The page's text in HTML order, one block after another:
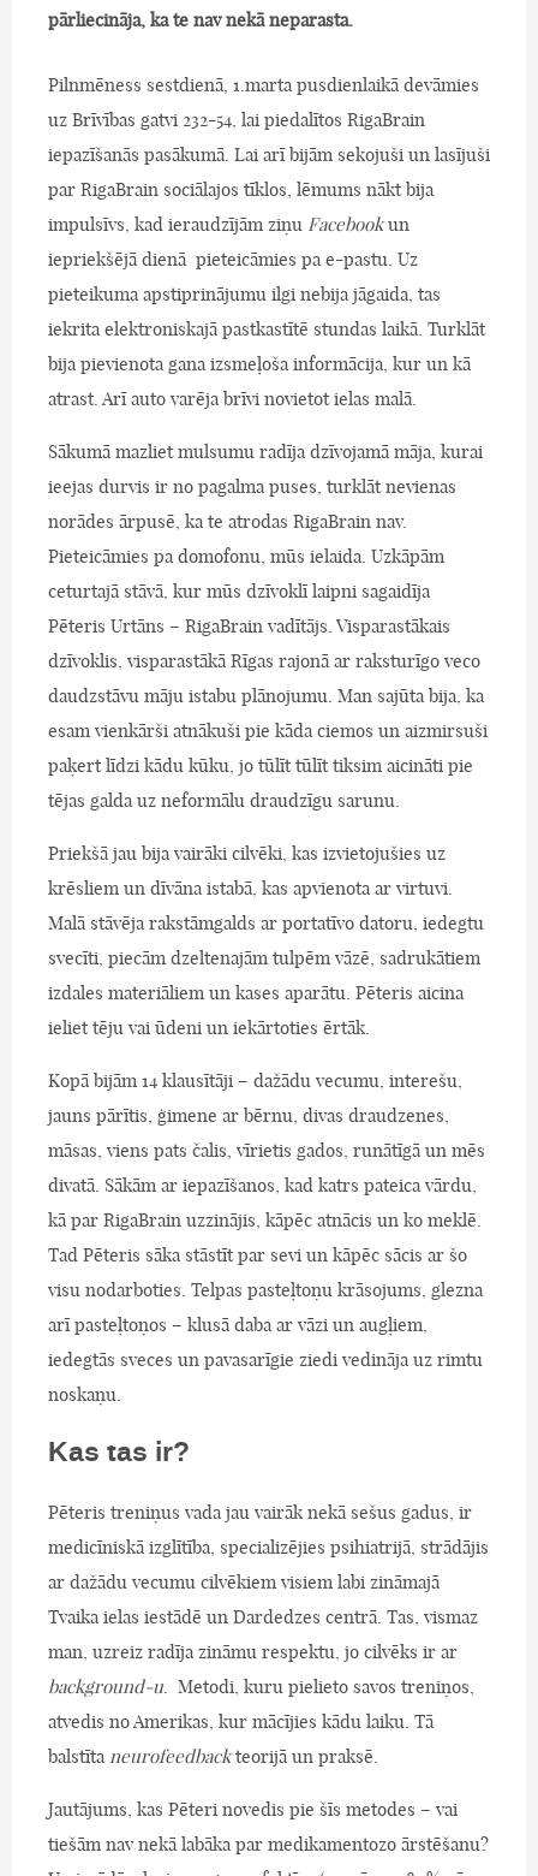
pārliecināja, ka te nav nekā neparasta.
Pilnmēness sestdienā, 1.marta pusdienlaikā devāmies
uz Brīvības gatvi 232-54, lai piedalītos RigaBrain
iepazīšanās pasākumā. Lai arī bijām sekojuši un lasījuši
par RigaBrain sociālajos tīklos, lēmums nākt bija
impulsīvs, kad ieraudzījām ziņu Facebookun
iepriekšējā dienā pieteicāmies pa e-pastu. Uz
pieteikuma apstiprinājumu ilgi nebija jāgaida, tas
iekrita elektroniskajā pastkastītē stundas laikā. Turklāt
bija pievienota gana izsmeļoša informācija, kur un kā
atrast. Arī auto varēja brīvi novietot ielas malā.
Sākumā mazliet mulsumu radīja dzīvojamā māja, kurai
ieejas durvis ir no pagalma puses, turklāt nevienas
norādes ārpusē, ka te atrodas RigaBrain nav.
Pieteicāmies pa domofonu, mūs ielaida. Uzkāpām
ceturtajā stāvā, kur mūs dzīvoklī laipni sagaidīja
Pēteris Urtāns – RigaBrain vadītājs. Visparastākais
dzīvoklis, visparastākā Rīgas rajonā ar raksturīgo veco
daudzstāvu māju istabu plānojumu. Man sajūta bija, ka
esam vienkārši atnākuši pie kāda ciemos un aizmirsuši
paķert līdzi kādu kūku, jo tūlīt tūlīt tiksim aicināti pie
tējas galda uz neformālu draudzīgu sarunu.
Priekšā jau bija vairāki cilvēki, kas izvietojušies uz
krēsliem un dīvāna istabā, kas apvienota ar virtuvi.
Malā stāvēja rakstāmgalds ar portatīvo datoru, iedegtu
svecīti, piecām dzeltenajām tulpēm vāzē, sadrukātiem
izdales materiāliem un kases aparātu. Pēteris aicina
ieliet tēju vai ūdeni un iekārtoties ērtāk.
Kopā bijām 14 klausītāji – dažādu vecumu, interešu,
jauns pārītis, ģimene ar bērnu, divas draudzenes,
māsas, viens pats čalis, vīrietis gados, runātīgā un mēs
divatā. Sākām ar iepazīšanos, kad katrs pateica vārdu,
kā par RigaBrain uzzinājis, kāpēc atnācis un ko meklē.
Tad Pēteris sāka stāstīt par sevi un kāpēc sācis ar šo
visu nodarboties. Telpas pasteļtoņu krāsojums, glezna
arī pasteļtoņos – klusā daba ar vāzi un augļiem,
iedegtās sveces un pavasarīgie ziedi vedināja uz rimtu
noskaņu.
Kas tas ir?
Pēteris treniņus vada jau vairāk nekā sešus gadus, ir
medicīniskā izglītība, specializējies psihiatrijā, strādājis
ar dažādu vecumu cilvēkiem visiem labi zināmajā
Tvaika ielas iestādē un Dardedzes centrā. Tas, vismaz
man, uzreiz radīja zināmu respektu, jo cilvēks ir ar
background-u. Metodi, kuru pielieto savos treniņos,
atvedis no Amerikas, kur mācījies kādu laiku. Tā
balstīta neurofeedbackteorijā un praksē.
Jautājums, kas Pēteri novedis pie šīs metodes – vai
tiešām nav nekā labāka par medikamentozo ārstēšanu?